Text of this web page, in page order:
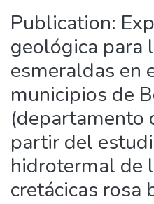
Publication:
geológica para
esmeraldas en
municipios de
(departamento
partir del
hidrotermal de
cretácicas rosa